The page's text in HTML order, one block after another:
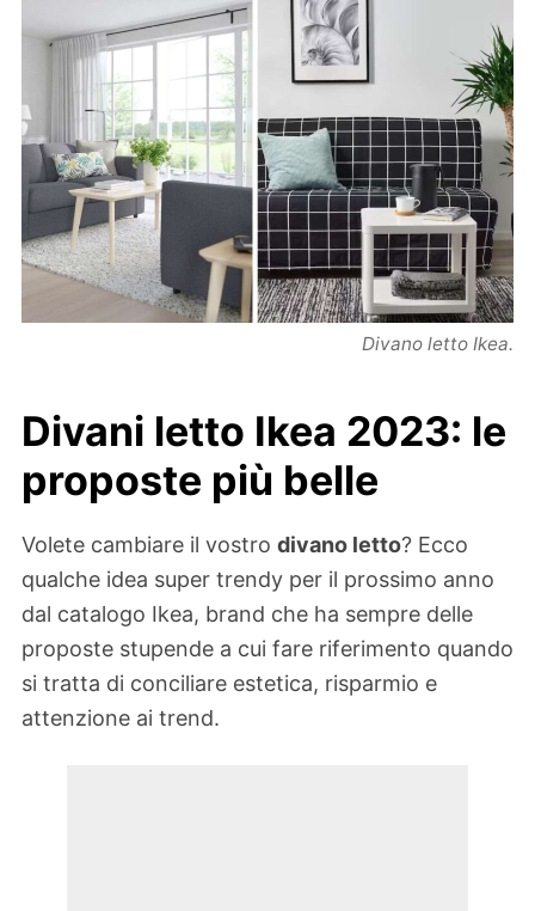
Divano letto Ikea.
Divani letto Ikea 2023: le
proposte più belle
Volete cambiare il vostro divano letto? Ecco
qualche idea super trendy per il prossimo anno
dal catalogo Ikea, brand che ha sempre delle
proposte stupende a cui fare riferimento quando
si tratta di conciliare estetica, risparmio e
attenzione ai trend.